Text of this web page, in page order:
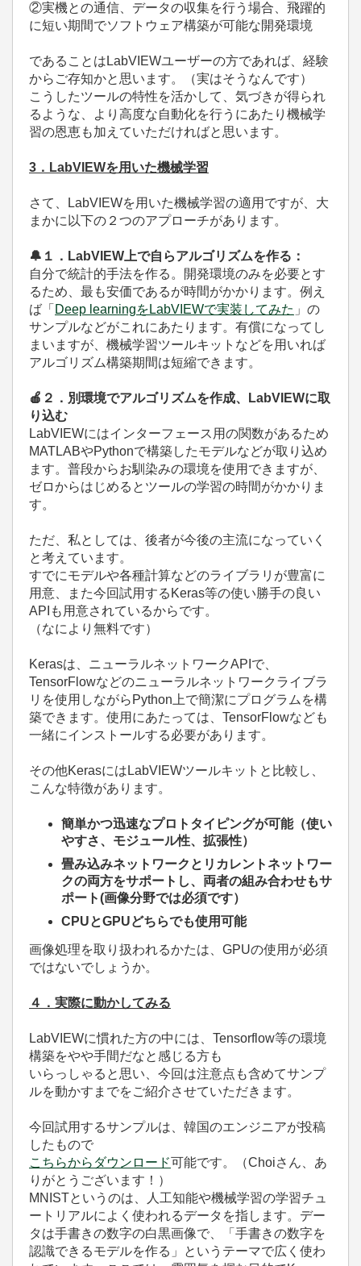
②実機との通信、データの収集を行う場合、飛躍的
に短い期間でソフトウェア構築が可能な開発環境
であることはLabVIEWユーザーの方であれば、経験
からご存知かと思います。（実はそうなんです）
こうしたツールの特性を活かして、気づきが得られ
るような、より高度な自動化を行うにあたり機械学
習の恩恵も加えていただければと思います。
3．LabVIEWを用いた機械学習
さて、LabVIEWを用いた機械学習の適用ですが、大
まかに以下の２つのアプローチがあります。
🔔 １．LabVIEW上で自らアルゴリズムを作る：
自分で統計的手法を作る。開発環境のみを必要とす
るため、最も安価であるが時間がかかります。例え
ば「 Deep learningをLabVIEWで実装してみた 」の
サンプルなどがこれにあたります。有償になってし
まいますが、機械学習ツールキットなどを用いれば
アルゴリズム構築期間は短縮できます。
🍎 ２．別環境でアルゴリズムを作成、LabVIEWに取
り込む
LabVIEWにはインターフェース用の関数があるため
MATLABやPythonで構築したモデルなどが取り込め
ます。普段からお馴染みの環境を使用できますが、
ゼロからはじめるとツールの学習の時間がかかりま
す。
ただ、私としては、後者が今後の主流になっていく
と考えています。
すでにモデルや各種計算などのライブラリが豊富に
用意、また今回試用するKeras等の使い勝手の良い
APIも用意されているからです。
（なにより無料です）
Kerasは、ニューラルネットワークAPIで、
TensorFlowなどのニューラルネットワークライブラ
リを使用しながらPython上で簡潔にプログラムを構
築できます。使用にあたっては、TensorFlowなども
一緒にインストールする必要があります。
その他KerasにはLabVIEWツールキットと比較し、
こんな特徴があります。
簡単かつ迅速なプロトタイピングが可能（使い
やすさ、モジュール性、拡張性）
畳み込みネットワークとリカレントネットワー
クの両方をサポートし、両者の組み合わせもサ
ポート(画像分野では必須です）
CPUとGPUどちらでも使用可能
画像処理を取り扱われるかたは、GPUの使用が必須
ではないでしょうか。
４．実際に動かしてみる
LabVIEWに慣れた方の中には、Tensorflow等の環境
構築をやや手間だなと感じる方も
いらっしゃると思い、今回は注意点も含めてサンプ
ルを動かすまでをご紹介させていただきます。
今回試用するサンプルは、韓国のエンジニアが投稿
したもので
こちらからダウンロード可能です。（Choiさん、あ
りがとうございます！）
MNISTというのは、人工知能や機械学習の学習チュ
ートリアルによく使われるデータを指します。デー
タは手書きの数字の白黒画像で、「手書きの数字を
認識できるモデルを作る」というテーマで広く使わ